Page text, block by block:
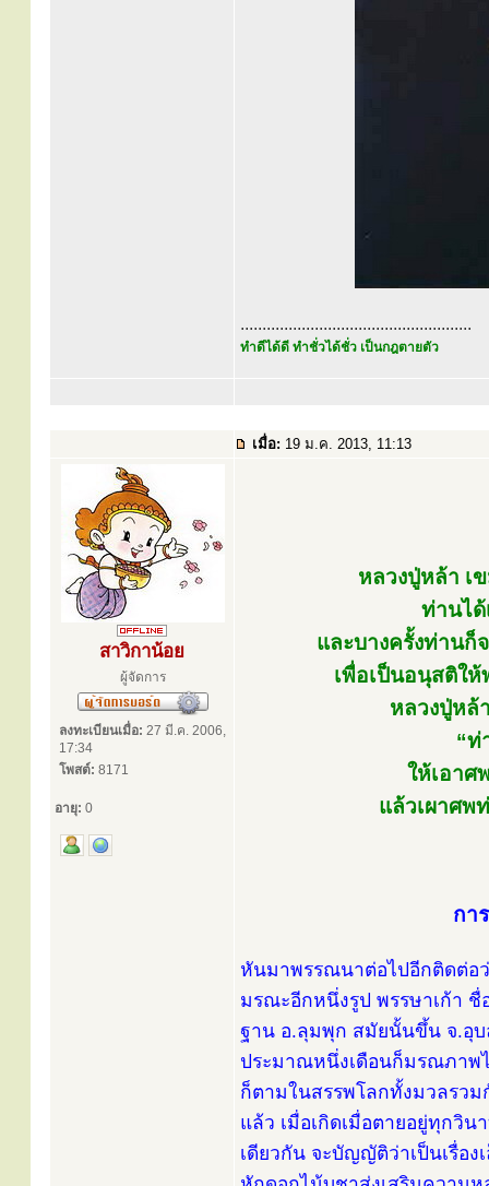
.....................................................
ทำดีได้ดี ทำชั่วได้ชั่ว เป็นกฎตายตัว
เมื่อ: 19 ม.ค. 2013, 11:13
สาวิกาน้อย
ผู้จัดการ
ลงทะเบียนเมื่อ: 27 มี.ค. 2006,
17:34
โพสต์: 8171
อายุ: 0
หลวงปู่หล้า เ
ท่านได้
และบางครั้งท่านก็
เพื่อเป็นอนุสติใ
หลวงปู่หล้
“ท่
ให้เอาศ
แล้วเผาศพ
กา
หันมาพรรณนาต่อไปอีกติดต่อ
มรณะอีกหนึ่งรูป พรรษาเก้า ชื่
ฐาน อ.ลุมพุก สมัยนั้นขึ้น จ.อุบ
ประมาณหนึ่งเดือนก็มรณภาพ
ก็ตามในสรรพโลกทั้งมวลรว
แล้ว เมื่อเกิดเมื่อตายอยู่ทุกวิ
เดียวกัน จะบัญญัติว่าเป็นเรื่อ